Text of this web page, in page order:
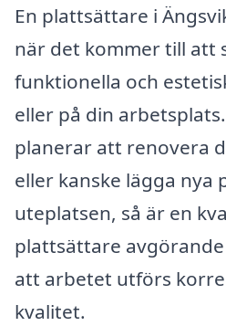
En plattsättare i
när det kommer till att
funktionella och
eller på din
planerar att renovera
eller kanske lägga nya
uteplatsen, så är en
plattsättare
att arbetet utförs
kvalitet.